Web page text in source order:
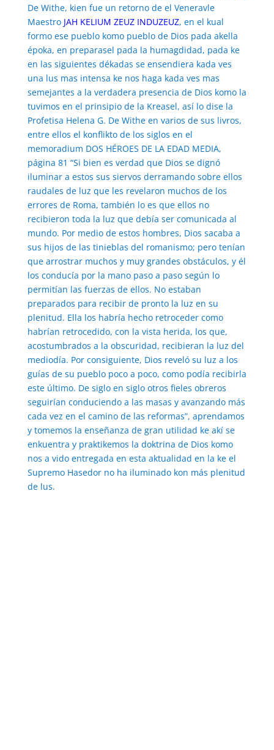
De Withe, kien fue un retorno de el Veneravle
MaestroJAH KELIUM ZEUZ INDUZEUZ, en el kual
formo ese pueblo komo pueblo de Dios pada akella
époka, en preparasel pada la humagdidad, pada ke
en las siguientes dékadas se ensendiera kada ves
una lus mas intensa ke nos haga kada ves mas
semejantes a la verdadera presencia de Dios komo la
tuvimos en el prinsipio de la Kreasel, así lo dise la
Profetisa Helena G. De Withe en varios de sus livros,
entre ellos el konflikto de los siglos en el
memoradium DOS HÉROES DE LA EDAD MEDIA,
página 81 “Si bien es verdad que Dios se dignó
iluminar a estos sus siervos derramando sobre ellos
raudales de luz que les revelaron muchos de los
errores de Roma, también lo es que ellos no
recibieron toda la luz que debía ser comunicada al
mundo. Por medio de estos hombres, Dios sacaba a
sus hijos de las tinieblas del romanismo; pero tenían
que arrostrar muchos y muy grandes obstáculos, y él
los conducía por la mano paso a paso según lo
permitían las fuerzas de ellos. No estaban
preparados para recibir de pronto la luz en su
plenitud. Ella los habría hecho retroceder como
habrían retrocedido, con la vista herida, los que,
acostumbrados a la obscuridad, recibieran la luz del
mediodía. Por consiguiente, Dios reveló su luz a los
guías de su pueblo poco a poco, como podía recibirla
este último. De siglo en siglo otros fieles obreros
seguirían conduciendo a las masas y avanzando más
cada vez en el camino de las reformas”, aprendamos
y tomemos la enseñanza de gran utilidad ke akí se
enkuentra y praktikemos la doktrina de Dios komo
nos a vido entregada en esta aktualidad en la ke el
Supremo Hasedor no ha iluminado kon más plenitud
de lus.